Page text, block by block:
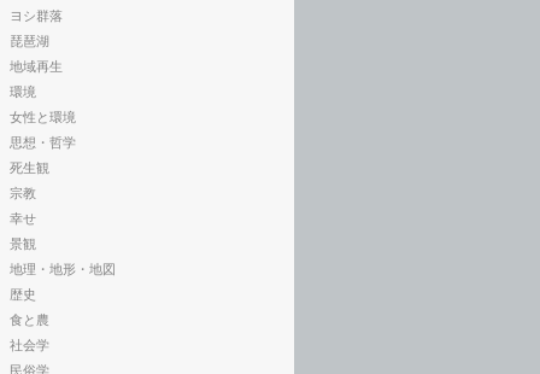
ヨシ群落
琵琶湖
地域再生
環境
女性と環境
思想・哲学
死生観
宗教
幸せ
景観
地理・地形・地図
歴史
食と農
社会学
民俗学